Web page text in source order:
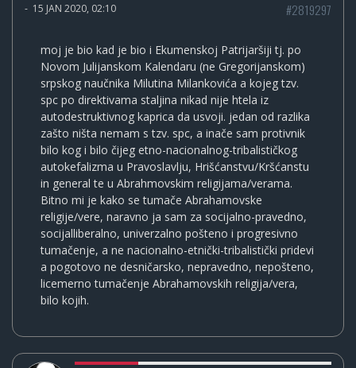
- 15 JAN 2020, 02:10 #2819297
moj je bio kad je bio i Ekumenskoj Patrijaršiji tj. po
Novom Julijanskom Kalendaru (ne Gregorijanskom)
srpskog naučnika Milutina Milankovića a kojeg tzv.
spc po direktivama staljina nikad nije htela iz
autodestruktivnog kaprica da usvoji. jedan od razlika
zašto ništa nemam s tzv. spc, a inače sam protivnik
bilo kog i bilo čijeg etno-nacionalnog-tribalističkog
autokefalizma u Pravoslavlju, Hrišćanstvu/Kršćanstu
in general te u Abrahmovskim religijama/verama.
Bitno mi je kako se tumače Abrahamovske
religije/vere, naravno ja sam za socijalno-pravedno,
socijalliberalno, univerzalno pošteno i progresivno
tumačenje, a ne nacionalno-etnički-tribalistički pridevi
a pogotovo ne desničarsko, nepravedno, nepošteno,
licemerno tumačenje Abrahamovskih religija/vera,
bilo kojih.